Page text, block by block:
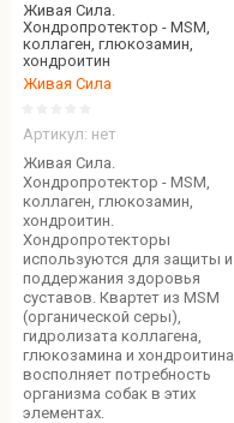
Живая Сила.
Хондропротектор - MSM,
коллаген, глюкозамин,
хондроитин
Живая Сила
Артикул: нет
Живая Сила.
Хондропротектор - MSM,
коллаген, глюкозамин,
хондроитин.
Хондропротекторы
используются для защиты и
поддержания здоровья
суставов. Квартет из MSM
(органической серы),
гидролизата коллагена,
глюкозамина и хондроитина
восполняет потребность
организма собак в этих
элементах.